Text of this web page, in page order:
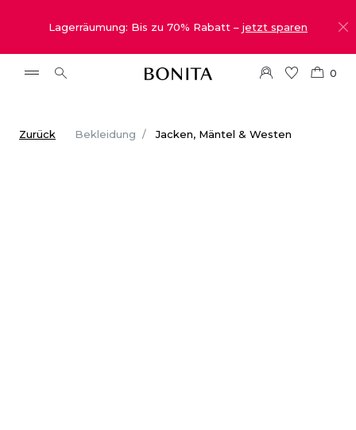
Lagerräumung: Bis zu 70% Rabatt – jetzt sparen
0
Zurück Bekleidung Jacken, Mäntel & Westen